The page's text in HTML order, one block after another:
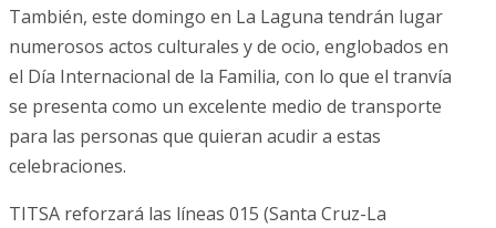
También, este domingo en La Laguna tendrán lugar
numerosos actos culturales y de ocio, englobados en
el Día Internacional de la Familia, con lo que el tranvía
se presenta como un excelente medio de transporte
para las personas que quieran acudir a estas
celebraciones.
TITSA reforzará las líneas 015 (Santa Cruz-La